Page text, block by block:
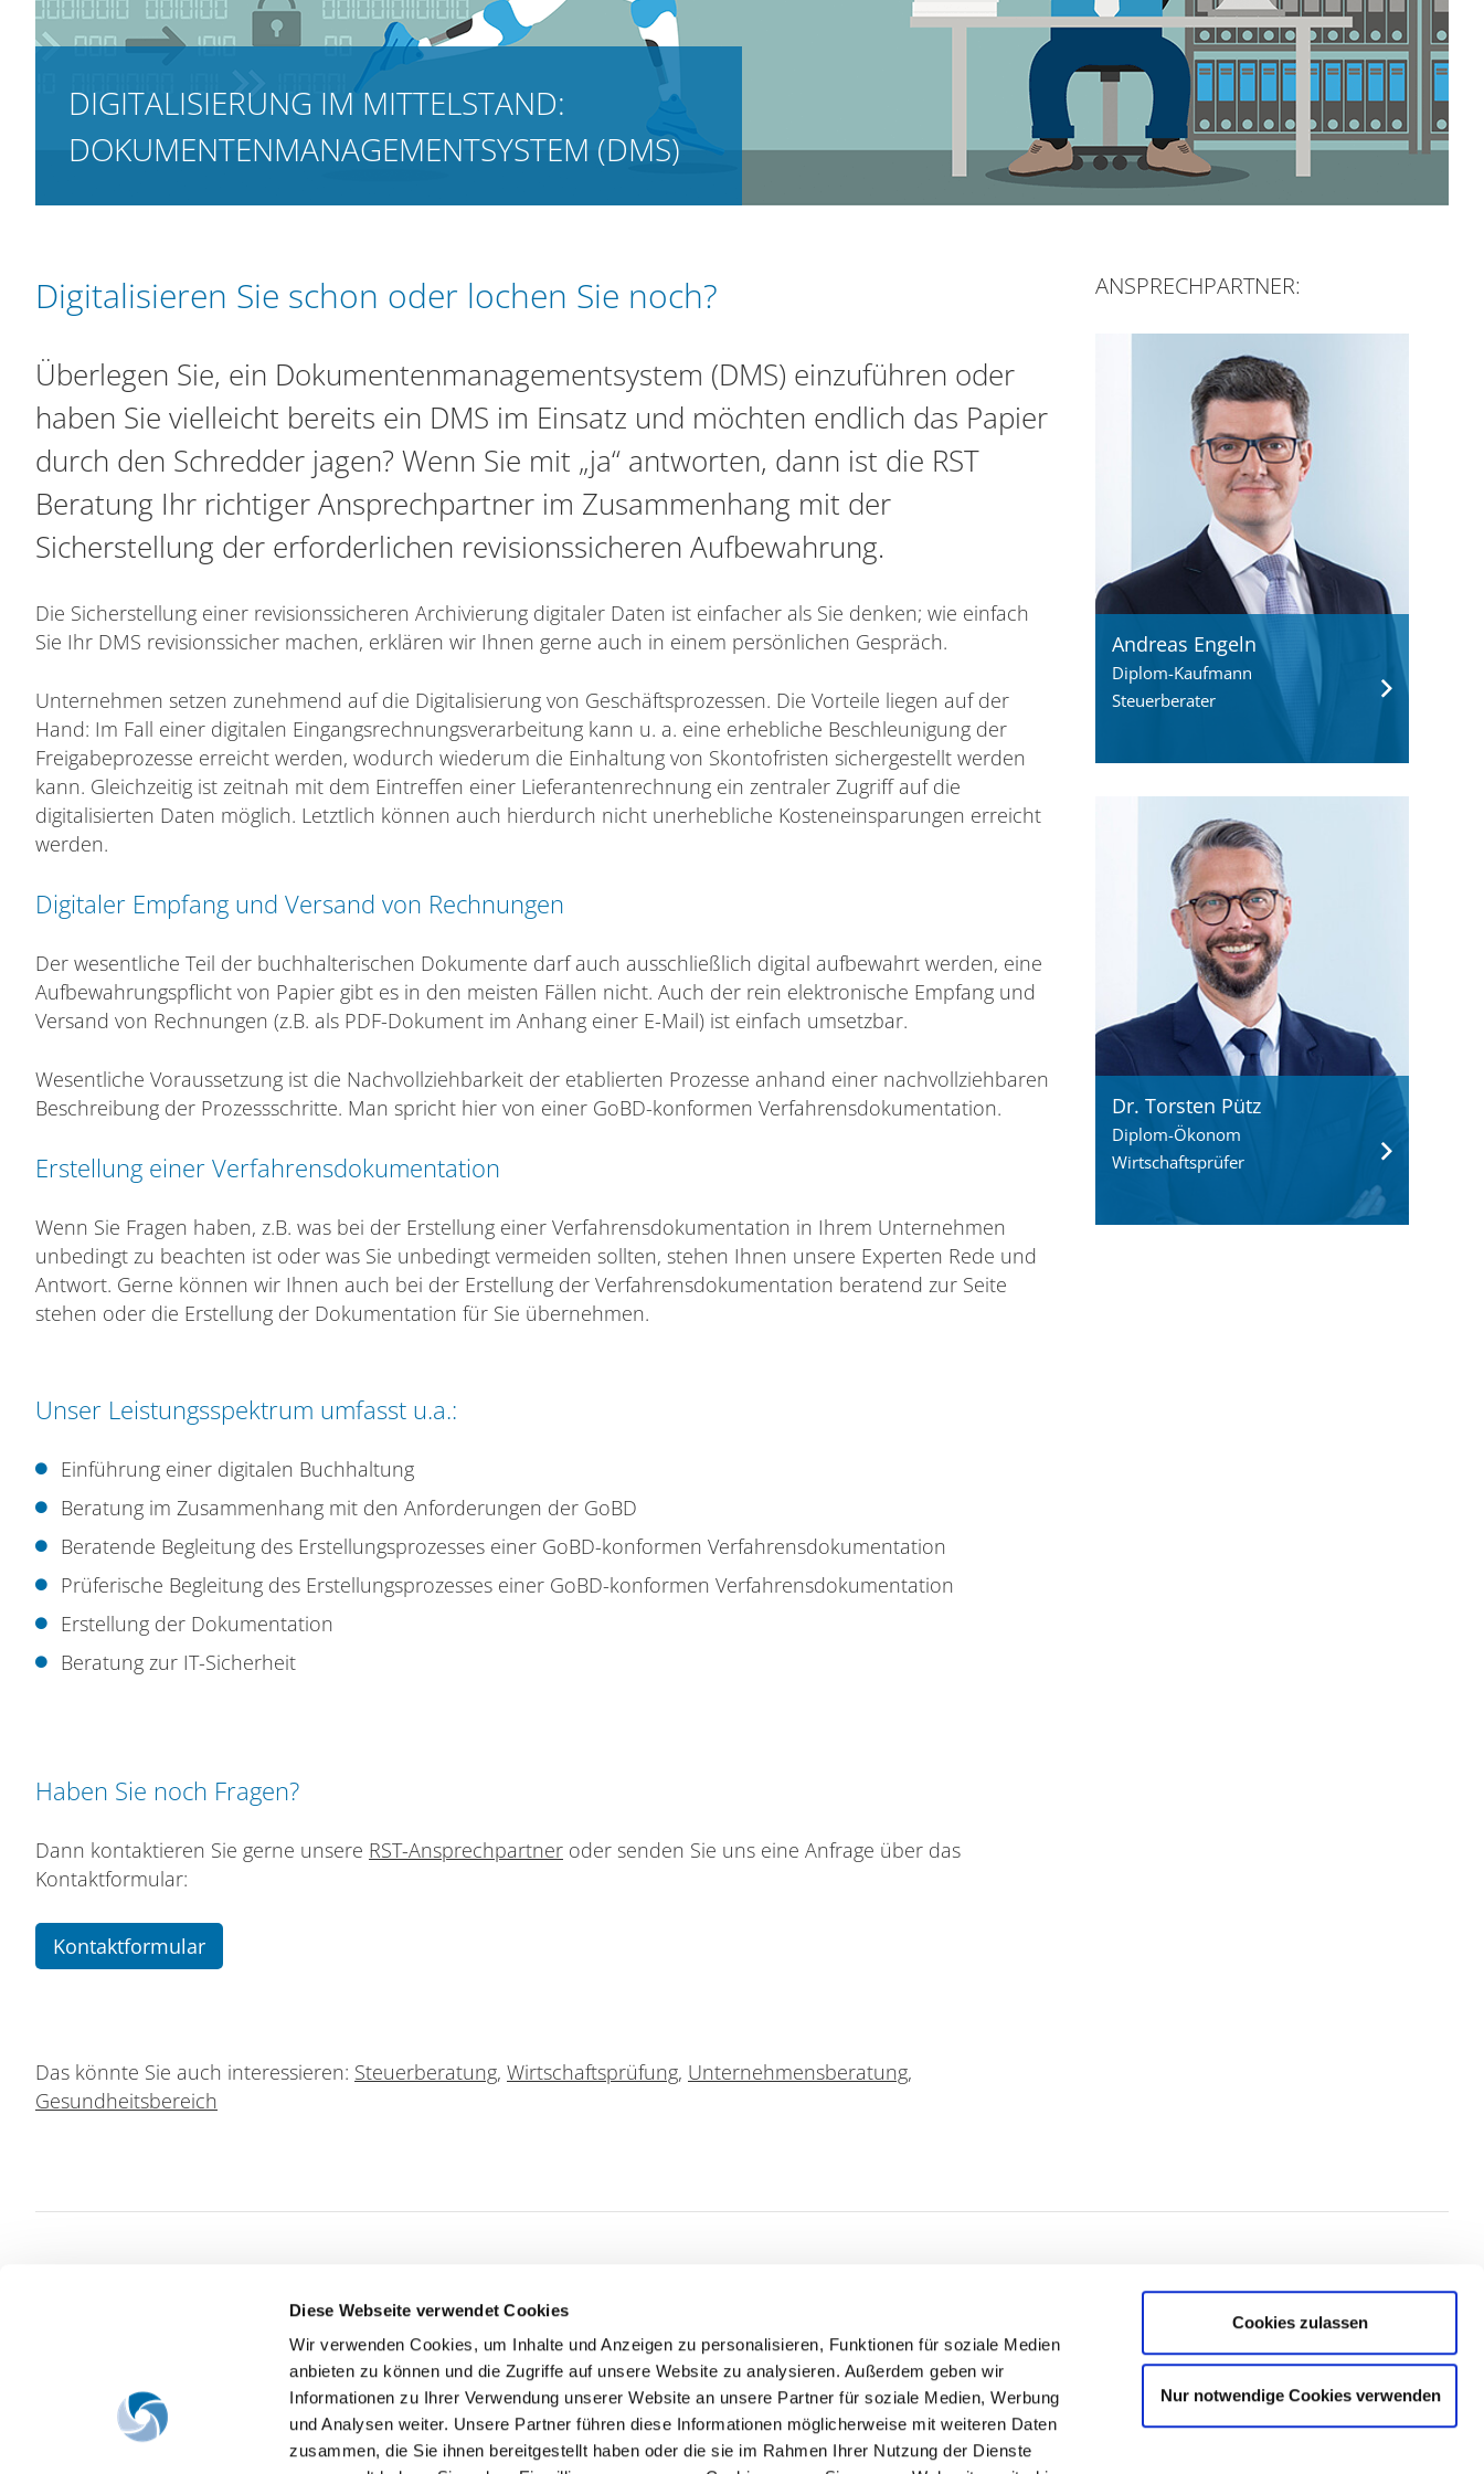
Diese Webseite verwendet Cookies
Wir verwenden Cookies, um Inhalte und Anzeigen zu personalisieren, Funktionen für soziale Medien
anbieten zu können und die Zugriffe auf unsere Website zu analysieren. Außerdem geben wir
Informationen zu Ihrer Verwendung unserer Website an unsere Partner für soziale Medien, Werbung
und Analysen weiter. Unsere Partner führen diese Informationen möglicherweise mit weiteren Daten
zusammen, die Sie ihnen bereitgestellt haben oder die sie im Rahmen Ihrer Nutzung der Dienste
Cookies zulassen
Nur notwendige Cookies verwenden
DIGITALISIERUNG IM MITTELSTAND:
DOKUMENTENMANAGEMENTSYSTEM (DMS)
Digitalisieren Sie schon oder lochen Sie noch?
Überlegen Sie, ein Dokumentenmanagementsystem (DMS) einzuführen oder
haben Sie vielleicht bereits ein DMS im Einsatz und möchten endlich das Papier
durch den Schredder jagen? Wenn Sie mit „ja“ antworten, dann ist die RST
Beratung Ihr richtiger Ansprechpartner im Zusammenhang mit der
Sicherstellung der erforderlichen revisionssicheren Aufbewahrung.
Die Sicherstellung einer revisionssicheren Archivierung digitaler Daten ist einfacher als Sie denken; wie einfach
Sie Ihr DMS revisionssicher machen, erklären wir Ihnen gerne auch in einem persönlichen Gespräch.
Unternehmen setzen zunehmend auf die Digitalisierung von Geschäftsprozessen. Die Vorteile liegen auf der
Hand: Im Fall einer digitalen Eingangsrechnungsverarbeitung kann u. a. eine erhebliche Beschleunigung der
Freigabeprozesse erreicht werden, wodurch wiederum die Einhaltung von Skontofristen sichergestellt werden
kann. Gleichzeitig ist zeitnah mit dem Eintreffen einer Lieferantenrechnung ein zentraler Zugriff auf die
digitalisierten Daten möglich. Letztlich können auch hierdurch nicht unerhebliche Kosteneinsparungen erreicht
werden.
Digitaler Empfang und Versand von Rechnungen
Der wesentliche Teil der buchhalterischen Dokumente darf auch ausschließlich digital aufbewahrt werden, eine
Aufbewahrungspflicht von Papier gibt es in den meisten Fällen nicht. Auch der rein elektronische Empfang und
Versand von Rechnungen (z.B. als PDF-Dokument im Anhang einer E-Mail) ist einfach umsetzbar.
Wesentliche Voraussetzung ist die Nachvollziehbarkeit der etablierten Prozesse anhand einer nachvollziehbaren
Beschreibung der Prozessschritte. Man spricht hier von einer GoBD-konformen Verfahrensdokumentation.
Erstellung einer Verfahrensdokumentation
Wenn Sie Fragen haben, z.B. was bei der Erstellung einer Verfahrensdokumentation in Ihrem Unternehmen
unbedingt zu beachten ist oder was Sie unbedingt vermeiden sollten, stehen Ihnen unsere Experten Rede und
Antwort. Gerne können wir Ihnen auch bei der Erstellung der Verfahrensdokumentation beratend zur Seite
stehen oder die Erstellung der Dokumentation für Sie übernehmen.
Unser Leistungsspektrum umfasst u.a.:
Einführung einer digitalen Buchhaltung
Beratung im Zusammenhang mit den Anforderungen der GoBD
Beratende Begleitung des Erstellungsprozesses einer GoBD-konformen Verfahrensdokumentation
Prüferische Begleitung des Erstellungsprozesses einer GoBD-konformen Verfahrensdokumentation
Erstellung der Dokumentation
Beratung zur IT-Sicherheit
Haben Sie noch Fragen?
Dann kontaktieren Sie gerne unsere RST-Ansprechpartner oder senden Sie uns eine Anfrage über das
Kontaktformular:
Kontaktformular
Das könnte Sie auch interessieren: Steuerberatung, Wirtschaftsprüfung, Unternehmensberatung,
Gesundheitsbereich
ANSPRECHPARTNER:
Andreas Engeln
Diplom-Kaufmann
Steuerberater
Dr. Torsten Pütz
Diplom-Ökonom
Wirtschaftsprüfer
Steuerberatung
Gesundheitsbereich
Wirtschaftsprüfung
Unternehmensbewertungen
Rechtsberatung
Stammsitz Essen
Brunnenstraße 15 – 17
45128 Essen
Tel.: 0201 / 87 99 9 - 0
Kontakt
Impressum